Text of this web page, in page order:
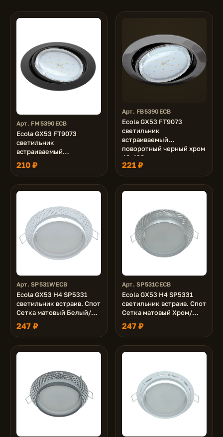
Арт. FM5390ECB
Ecola GX53 FT9073
светильник
встраиваемый
поворотный черный
матовый 40x120
210 ₽
Арт. FB5390ECB
Ecola GX53 FT9073
светильник
встраиваемый
поворотный черный хром
40x120
221 ₽
Арт. SP531WECB
Ecola GX53 H4 SP5331
светильник встраив. Спот
Сетка матовый Белый/
Алюм 110х52 (к+)
247 ₽
Арт. SP531CECB
Ecola GX53 H4 SP5331
светильник встраив. Спот
Сетка матовый Хром/
Алюм 110х52 (к+)
247 ₽